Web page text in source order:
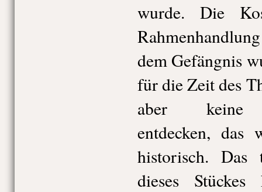
wurde. Die
dem Gefängnis
für die Zeit des
aber keine
entdecken, das
historisch. Das
dieses